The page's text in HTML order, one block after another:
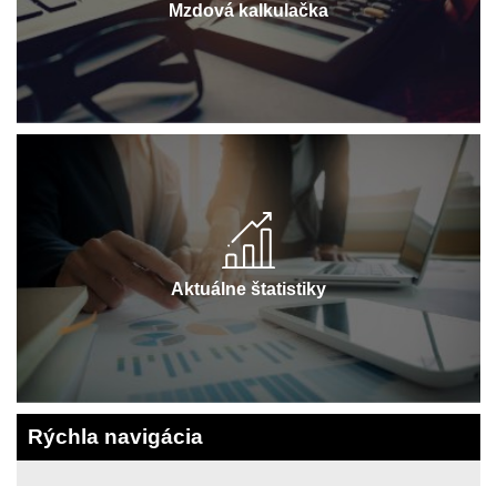
Mzdová kalkulačka
Aktuálne štatistiky
Rýchla navigácia